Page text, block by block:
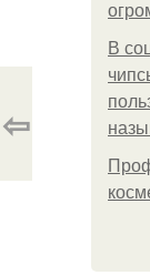
В
⇦